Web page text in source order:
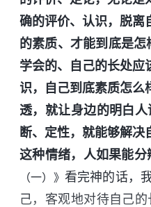
确的评价、认识，脱离
的素质、才能到底是
学会的、自己的长处应
识，自己到底素质怎么
透，就让身边的明白
断、定性，就能够解
这种情绪，人如果能
（一）》 看完神的话，
己，客观地对待自己